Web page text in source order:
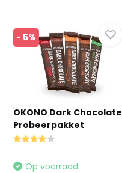
- 5%
OKONO Dark Chocolate
Probeerpakket
Op voorraad